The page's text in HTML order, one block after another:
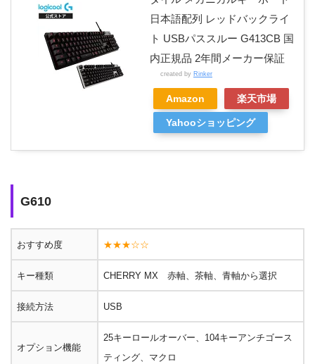
日本語配列 レッドバックライ
ト USBパススルー G413CB 国
内正規品 2年間メーカー保証
created by Rinker
Amazon 楽天市場
Yahooショッピング
G610
おすすめ度 ★★★☆☆
キー種類 CHERRY MX 赤軸、茶軸、青軸から選択
接続方法 USB
オプション機能
25キーロールオーバー、104キーアンチゴース
ティング、マクロ